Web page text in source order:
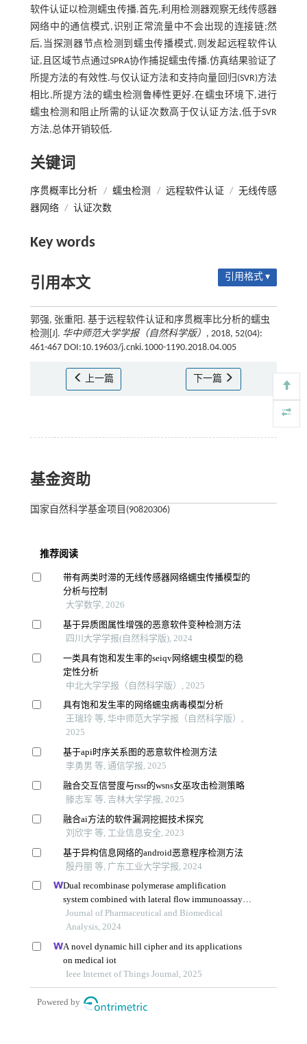
软件认证以检测蠕虫传播.首先,利用检测器观察无线传感器
网络中的通信模式,识别正常流量中不会出现的连接链;然
后,当探测器节点检测到蠕虫传播模式,则发起远程软件认
证,且区域节点通过SPRA协作捕捉蠕虫传播.仿真结果验证了
所提方法的有效性.与仅认证方法和支持向量回归(SVR)方法
相比,所提方法的蠕虫检测鲁棒性更好.在蠕虫环境下,进行
蠕虫检测和阻止所需的认证次数高于仅认证方法,低于SVR
方法,总体开销较低.
关键词
序贯概率比分析 / 蠕虫检测 / 远程软件认证 / 无线传感
器网络 / 认证次数
Key words
引用本文 引用格式 ▾
郭强, 张重阳. 基于远程软件认证和序贯概率比分析的蠕虫
检测[J]. 华中师范大学学报（自然科学版） , 2018, 52(04):
461-467 DOI:10.19603/j.cnki.1000-1190.2018.04.005
上一篇 下一篇
基金资助
国家自然科学基金项目(90820306)